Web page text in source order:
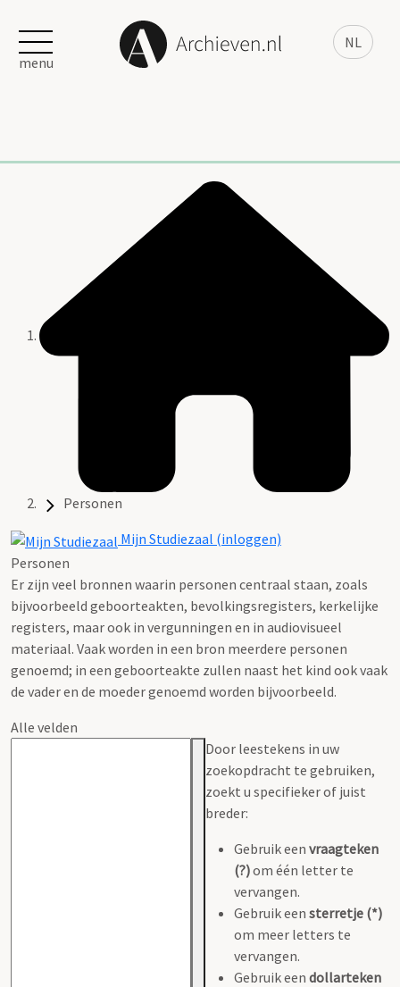
NL
menu
Personen
Mijn Studiezaal (inloggen)
Personen
Er zijn veel bronnen waarin personen centraal staan, zoals
bijvoorbeeld geboorteakten, bevolkingsregisters, kerkelijke
registers, maar ook in vergunningen en in audiovisueel
materiaal. Vaak worden in een bron meerdere personen
genoemd; in een geboorteakte zullen naast het kind ook vaak
de vader en de moeder genoemd worden bijvoorbeeld.
Alle velden
Door leestekens in uw
zoekopdracht te gebruiken,
zoekt u specifieker of juist
breder:
Gebruik een vraagteken
(?)om één letter te
vervangen.
Gebruik een sterretje (*)
om meer letters te
vervangen.
Gebruik een dollarteken